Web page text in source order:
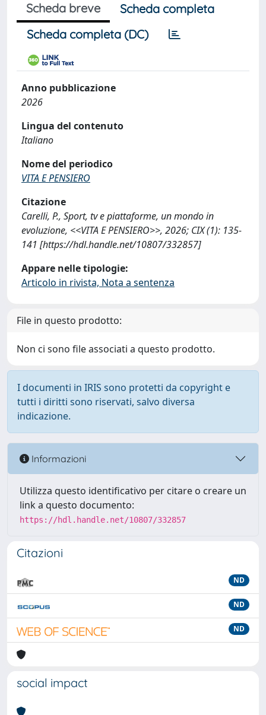
Scheda breve
Scheda completa
Scheda completa (DC)
Anno pubblicazione
2026
Lingua del contenuto
Italiano
Nome del periodico
VITA E PENSIERO
Citazione
Carelli, P., Sport, tv e piattaforme, un mondo in
evoluzione, <<VITA E PENSIERO>>, 2026; CIX (1): 135-
141 [https://hdl.handle.net/10807/332857]
Appare nelle tipologie:
Articolo in rivista, Nota a sentenza
File in questo prodotto:
Non ci sono file associati a questo prodotto.
I documenti in IRIS sono protetti da copyright e
tutti i diritti sono riservati, salvo diversa
indicazione.
Informazioni
Utilizza questo identificativo per citare o creare un
link a questo documento:
https://hdl.handle.net/10807/332857
Citazioni
ND
ND
ND
social impact